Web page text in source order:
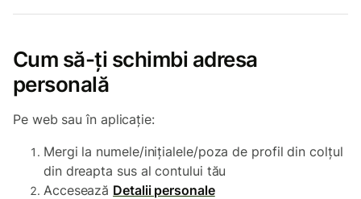
Cum să-ți schimbi adresa
personală
Pe web sau în aplicație:
Mergi la numele/inițialele/poza de profil din colțul
din dreapta sus al contului tău
Accesează Detalii personale